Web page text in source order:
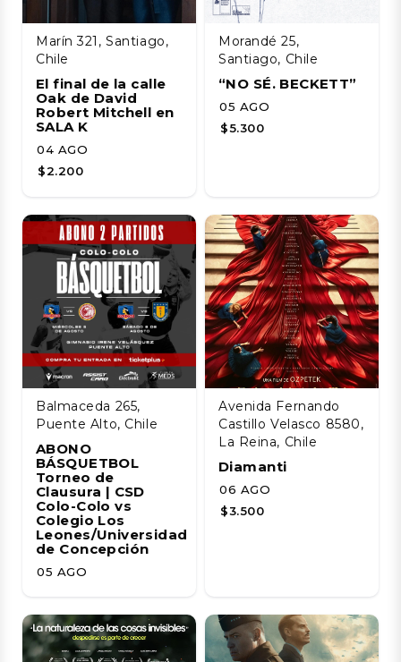
Marín 321, Santiago,
Chile
El final de la calle
Oak de David
Robert Mitchell en
SALA K
04 AGO
$2.200
Morandé 25,
Santiago, Chile
“NO SÉ. BECKETT”
05 AGO
$5.300
Balmaceda 265,
Puente Alto, Chile
ABONO
BÁSQUETBOL
Torneo de
Clausura | CSD
Colo-Colo vs
Colegio Los
Leones/Universidad
de Concepción
05 AGO
Avenida Fernando
Castillo Velasco 8580,
La Reina, Chile
Diamanti
06 AGO
$3.500